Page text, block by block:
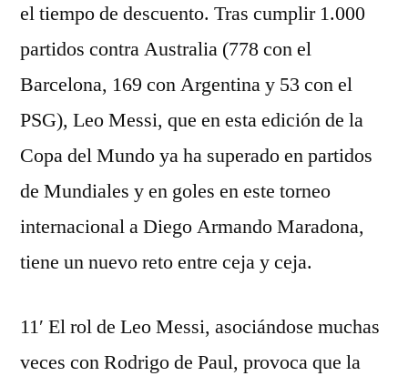
el tiempo de descuento. Tras cumplir 1.000
partidos contra Australia (778 con el
Barcelona, 169 con Argentina y 53 con el
PSG), Leo Messi, que en esta edición de la
Copa del Mundo ya ha superado en partidos
de Mundiales y en goles en este torneo
internacional a Diego Armando Maradona,
tiene un nuevo reto entre ceja y ceja.
11′ El rol de Leo Messi, asociándose muchas
veces con Rodrigo de Paul, provoca que la